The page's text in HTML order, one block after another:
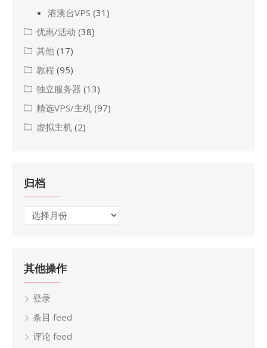
港澳台VPS (31)
优惠/活动 (38)
其他 (17)
教程 (95)
独立服务器 (13)
精选VPS/主机 (97)
虚拟主机 (2)
归档
归
其他操作
登录
条目 feed
评论 feed